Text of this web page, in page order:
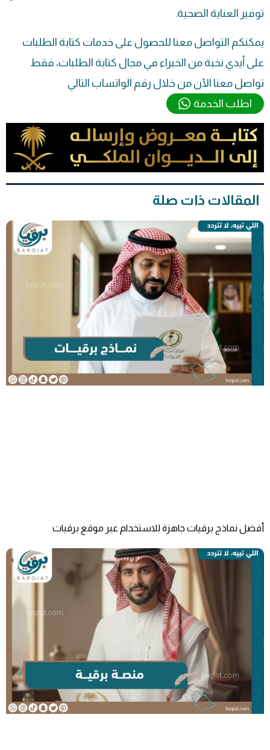
توفير العناية الصحية.
يمكنكم التواصل معنا للحصول على خدمات كتابة الطلبات
على أيدي نخبة من الخبراء في مجال كتابة الطلبات، فقط
تواصل معنا الآن من خلال رقم الواتساب التالي
اطلب الخدمة
المقالات ذات صلة
أفضل نماذج برقيات جاهزة للاستخدام عبر موقع برقيات